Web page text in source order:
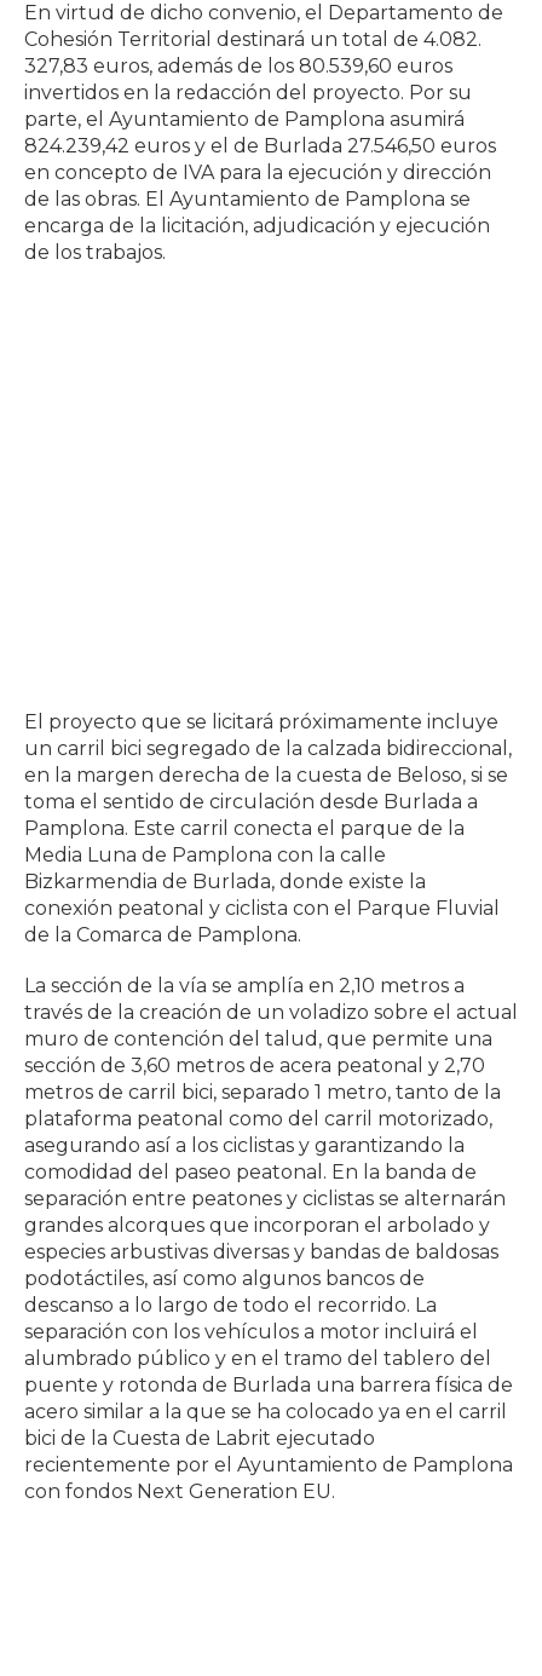
En virtud de dicho convenio, el Departamento de
Cohesión Territorial destinará un total de 4.082.
327,83 euros, además de los 80.539,60 euros
invertidos en la redacción del proyecto. Por su
parte, el Ayuntamiento de Pamplona asumirá
824.239,42 euros y el de Burlada 27.546,50 euros
en concepto de IVA para la ejecución y dirección
de las obras. El Ayuntamiento de Pamplona se
encarga de la licitación, adjudicación y ejecución
de los trabajos.
El proyecto que se licitará próximamente incluye
un carril bici segregado de la calzada bidireccional,
en la margen derecha de la cuesta de Beloso, si se
toma el sentido de circulación desde Burlada a
Pamplona. Este carril conecta el parque de la
Media Luna de Pamplona con la calle
Bizkarmendia de Burlada, donde existe la
conexión peatonal y ciclista con el Parque Fluvial
de la Comarca de Pamplona.
La sección de la vía se amplía en 2,10 metros a
través de la creación de un voladizo sobre el actual
muro de contención del talud, que permite una
sección de 3,60 metros de acera peatonal y 2,70
metros de carril bici, separado 1 metro, tanto de la
plataforma peatonal como del carril motorizado,
asegurando así a los ciclistas y garantizando la
comodidad del paseo peatonal. En la banda de
separación entre peatones y ciclistas se alternarán
grandes alcorques que incorporan el arbolado y
especies arbustivas diversas y bandas de baldosas
podotáctiles, así como algunos bancos de
descanso a lo largo de todo el recorrido. La
separación con los vehículos a motor incluirá el
alumbrado público y en el tramo del tablero del
puente y rotonda de Burlada una barrera física de
acero similar a la que se ha colocado ya en el carril
bici de la Cuesta de Labrit ejecutado
recientemente por el Ayuntamiento de Pamplona
con fondos Next Generation EU.